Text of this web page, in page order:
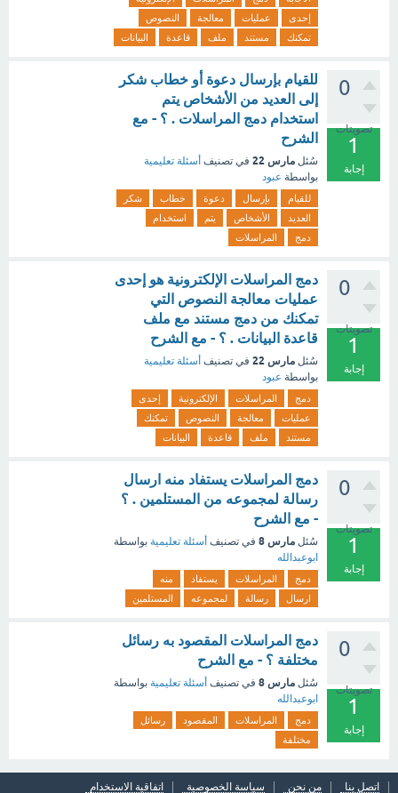
إحدى
عمليات معالجة
النصوص
تمكنك
مستند ملف قاعدة البيانات
0
تصويتات
1
إجابة
للقيام بإرسال دعوة أو خطاب شكر
إلى العديد من الأشخاص يتم
استخدام دمج المراسلات . ؟ - مع
الشرح
سُئل مارس 22 في تصنيف أسئلة تعليمية
بواسطة عبود
للقيام بإرسال دعوة خطاب
شكر
العديد
الأشخاص يتم
استخدام
دمج
المراسلات
0
تصويتات
1
إجابة
دمج المراسلات الإلكترونية هو إحدى
عمليات معالجة النصوص التي
تمكنك من دمج مستند مع ملف
قاعدة البيانات . ؟ - مع الشرح
سُئل مارس 22 في تصنيف أسئلة تعليمية
بواسطة عبود
دمج المراسلات الإلكترونية
إحدى
عمليات
معالجة النصوص
تمكنك
مستند
ملف قاعدة البيانات
0
تصويتات
1
إجابة
دمج المراسلات يستفاد منه ارسال
رسالة لمجموعه من المستلمين . ؟
- مع الشرح
سُئل مارس 8 في تصنيف أسئلة تعليمية بواسطة
ابوعبدالله
دمج المراسلات يستفاد
منه
ارسال
رسالة لمجموعه المستلمين
0
تصويتات
1
إجابة
دمج المراسلات المقصود به رسائل
مختلفة ؟ - مع الشرح
سُئل مارس 8 في تصنيف أسئلة تعليمية بواسطة
ابوعبدالله
دمج المراسلات المقصود
رسائل
مختلفة
اتصل بنا من نحن سياسة الخصوصية
اتفاقية الاستخدام